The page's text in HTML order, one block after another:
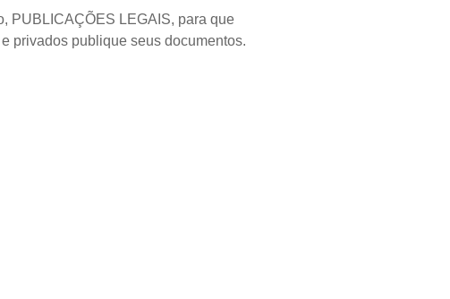
PUBLICAÇÕES LEGAIS, para que
privados publique seus documentos.